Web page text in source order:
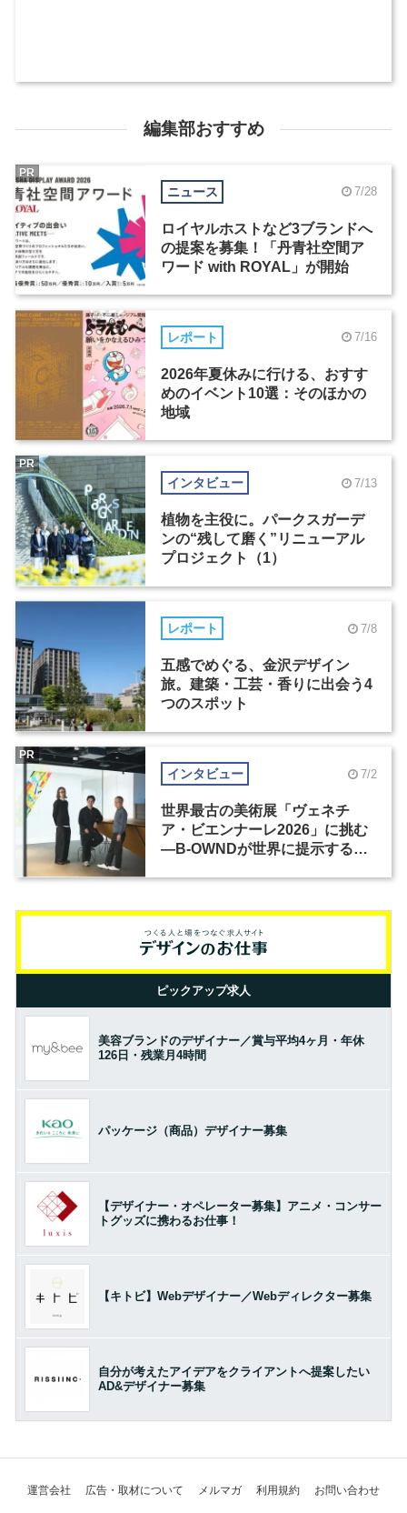
編集部おすすめ
ニュース 7/28
ロイヤルホストなど3ブランドへ
の提案を募集！「丹青社空間ア
ワード with ROYAL」が開始
PR
レポート 7/16
2026年夏休みに行ける、おすす
めのイベント10選：そのほかの
地域
インタビュー 7/13
植物を主役に。パークスガーデ
ンの“残して磨く”リニューアル
プロジェクト（1）
PR
レポート 7/8
五感でめぐる、金沢デザイン
旅。建築・工芸・香りに出会う4
つのスポット
インタビュー 7/2
世界最古の美術展「ヴェネチ
ア・ビエンナーレ2026」に挑む
―B-OWNDが世界に提示する美
PR
ピックアップ求人
美容ブランドのデザイナー／賞与平均4ヶ月・年休
126日・残業月4時間
パッケージ（商品）デザイナー募集
【デザイナー・オペレーター募集】アニメ・コンサー
トグッズに携わるお仕事！
【キトビ】Webデザイナー／Webディレクター募集
自分が考えたアイデアをクライアントへ提案したい
AD&デザイナー募集
運営会社 広告・取材について メルマガ 利用規約 お問い合わせ